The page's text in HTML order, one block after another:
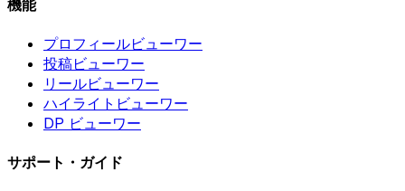
機能
プロフィールビューワー
投稿ビューワー
リールビューワー
ハイライトビューワー
DP ビューワー
サポート・ガイド